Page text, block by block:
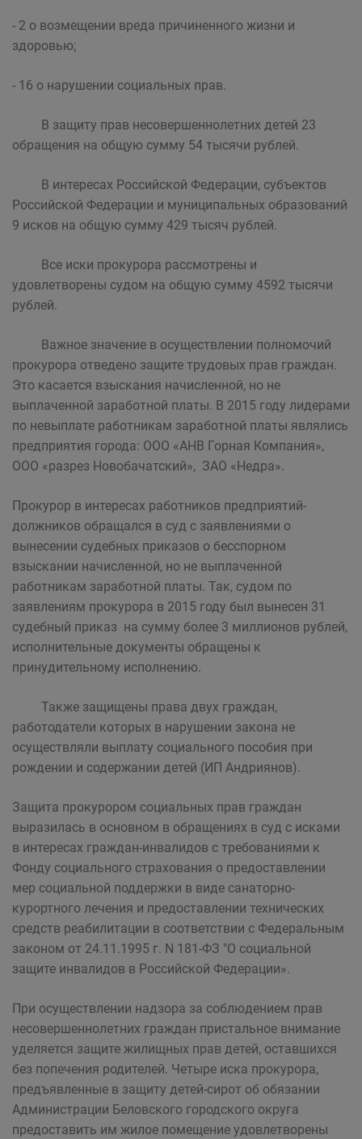
- 2 о возмещении вреда причиненного жизни и
здоровью;
- 16 о нарушении социальных прав.
В защиту прав несовершеннолетних детей 23
обращения на общую сумму 54 тысячи рублей.
В интересах Российской Федерации, субъектов
Российской Федерации и муниципальных образований
9 исков на общую сумму 429 тысяч рублей.
Все иски прокурора рассмотрены и
удовлетворены судом на общую сумму 4592 тысячи
рублей.
Важное значение в осуществлении полномочий
прокурора отведено защите трудовых прав граждан.
Это касается взыскания начисленной, но не
выплаченной заработной платы. В 2015 году лидерами
по невыплате работникам заработной платы являлись
предприятия города: ООО «АНВ Горная Компания»,
ООО «разрез Новобачатский», ЗАО «Недра».
Прокурор в интересах работников предприятий-
должников обращался в суд с заявлениями о
вынесении судебных приказов о бесспорном
взыскании начисленной, но не выплаченной
работникам заработной платы. Так, судом по
заявлениям прокурора в 2015 году был вынесен 31
судебный приказ на сумму более 3 миллионов рублей,
исполнительные документы обращены к
принудительному исполнению.
Также защищены права двух граждан,
работодатели которых в нарушении закона не
осуществляли выплату социального пособия при
рождении и содержании детей (ИП Андриянов).
Защита прокурором социальных прав граждан
выразилась в основном в обращениях в суд с исками
в интересах граждан-инвалидов с требованиями к
Фонду социального страхования о предоставлении
мер социальной поддержки в виде санаторно-
курортного лечения и предоставлении технических
средств реабилитации в соответствии с Федеральным
законом от 24.11.1995 г. N 181-ФЗ "О социальной
защите инвалидов в Российской Федерации».
При осуществлении надзора за соблюдением прав
несовершеннолетних граждан пристальное внимание
уделяется защите жилищных прав детей, оставшихся
без попечения родителей. Четыре иска прокурора,
предъявленные в защиту детей-сирот об обязании
Администрации Беловского городского округа
предоставить им жилое помещение удовлетворены